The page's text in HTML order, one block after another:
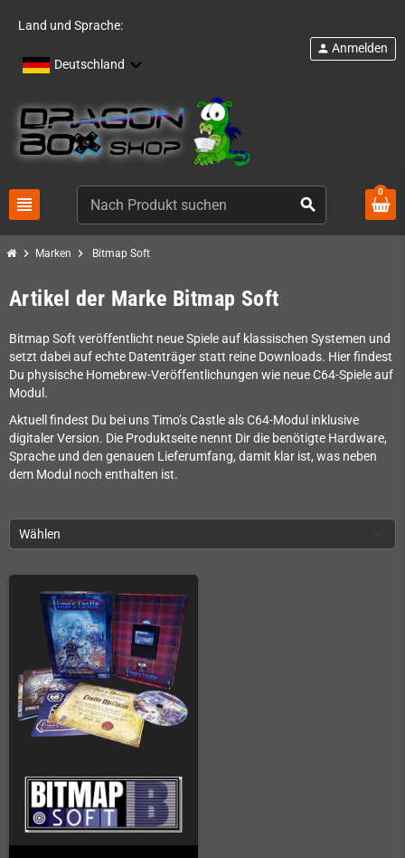
Land und Sprache:
Deutschland
view_headline search
person Anmelden
0
chevron_right Marken chevron_right Bitmap Soft
Artikel der Marke Bitmap Soft
Bitmap Soft veröffentlicht neue Spiele auf klassischen Systemen und
setzt dabei auf echte Datenträger statt reine Downloads. Hier findest
Du physische Homebrew-Veröffentlichungen wie neue C64-Spiele auf
Modul.
Aktuell findest Du bei uns Timo’s Castle als C64-Modul inklusive
digitaler Version. Die Produktseite nennt Dir die benötigte Hardware,
Sprache und den genauen Lieferumfang, damit klar ist, was neben
dem Modul noch enthalten ist.
Wählen